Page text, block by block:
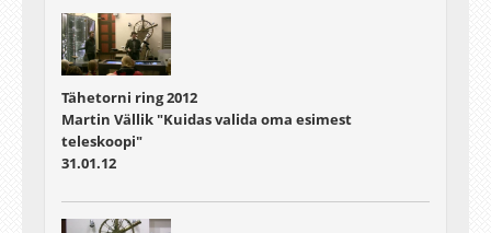
Tähetorni ring 2012
Martin Vällik "Kuidas valida oma esimest
teleskoopi"
31.01.12